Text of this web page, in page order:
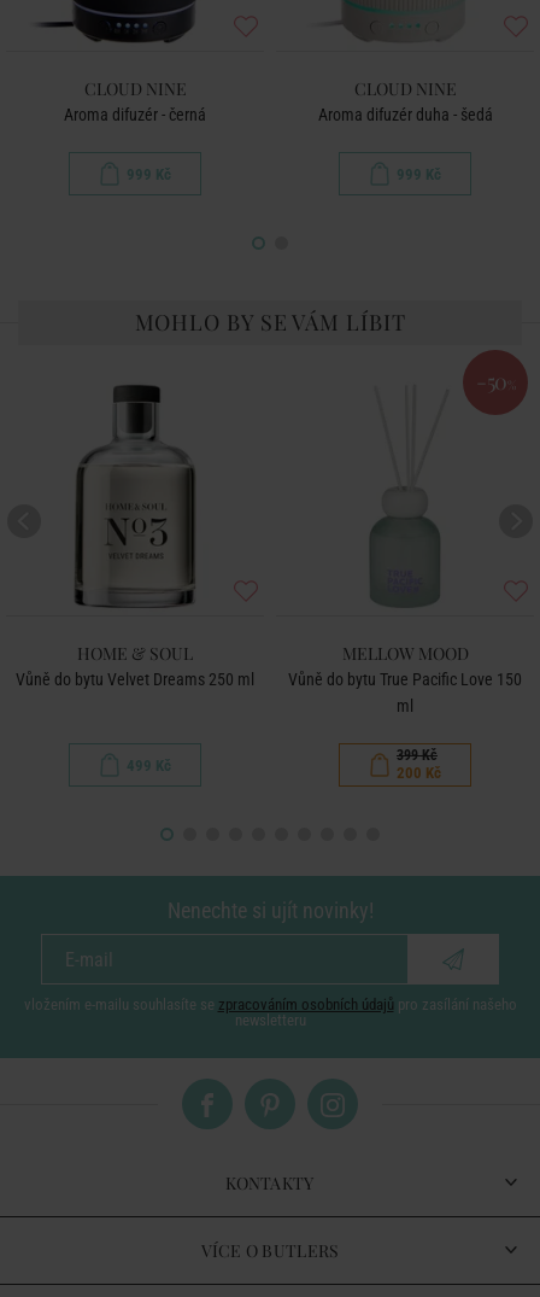
CLOUD NINE
Aroma difuzér - černá
999 Kč
CLOUD NINE
Aroma difuzér duha - šedá
999 Kč
MOHLO BY SE VÁM LÍBIT
HOME & SOUL
Vůně do bytu Velvet Dreams 250 ml
499 Kč
-50 %
MELLOW MOOD
Vůně do bytu True Pacific Love 150
ml
399 Kč
200 Kč
Nenechte si ujít novinky!
vložením e-mailu souhlasíte se zpracováním osobních údajů pro zasílání našeho
newsletteru
KONTAKTY
VÍCE O BUTLERS